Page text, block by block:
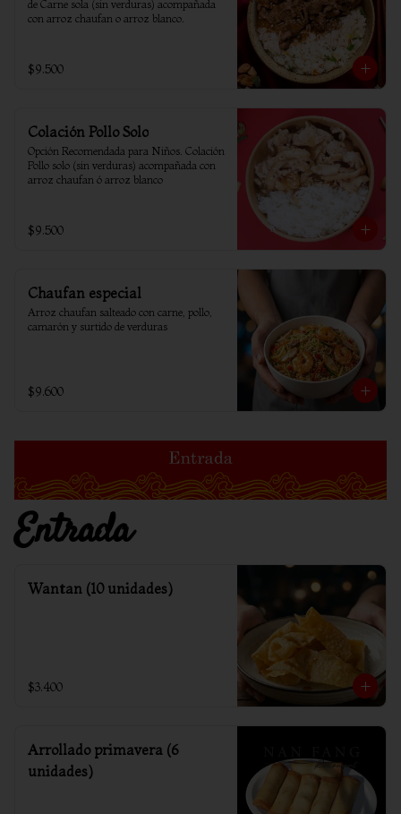
de Carne sola (sin verduras) acompañada
con arroz chaufan o arroz blanco.
$9.500
Colación Pollo Solo
Opción Recomendada para Niños. Colación
Pollo solo (sin verduras) acompañada con
arroz chaufan ó arroz blanco
$9.500
Chaufan especial
Arroz chaufan salteado con carne, pollo,
camarón y surtido de verduras
$9.600
Entrada
Wantan (10 unidades)
$3.400
Arrollado primavera (6
unidades)